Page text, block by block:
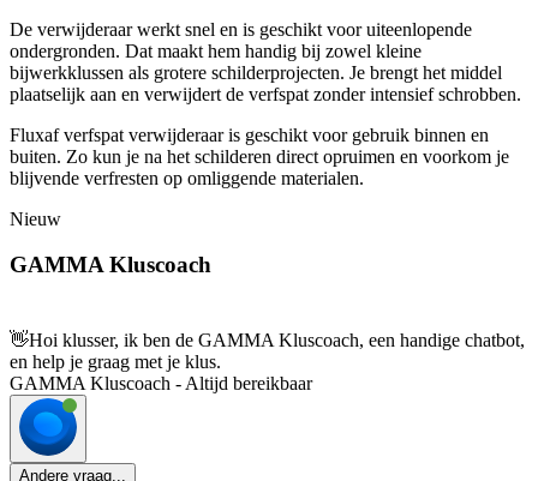
De verwijderaar werkt snel en is geschikt voor uiteenlopende
ondergronden. Dat maakt hem handig bij zowel kleine
bijwerkklussen als grotere schilderprojecten. Je brengt het middel
plaatselijk aan en verwijdert de verfspat zonder intensief schrobben.
Fluxaf verfspat verwijderaar is geschikt voor gebruik binnen en
buiten. Zo kun je na het schilderen direct opruimen en voorkom je
blijvende verfresten op omliggende materialen.
Nieuw
GAMMA Kluscoach
👋Hoi klusser, ik ben de GAMMA Kluscoach, een handige chatbot,
en help je graag met je klus.
GAMMA Kluscoach - Altijd bereikbaar
Andere vraag...